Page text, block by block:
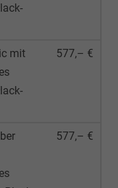
mit
577,– €
577,– €